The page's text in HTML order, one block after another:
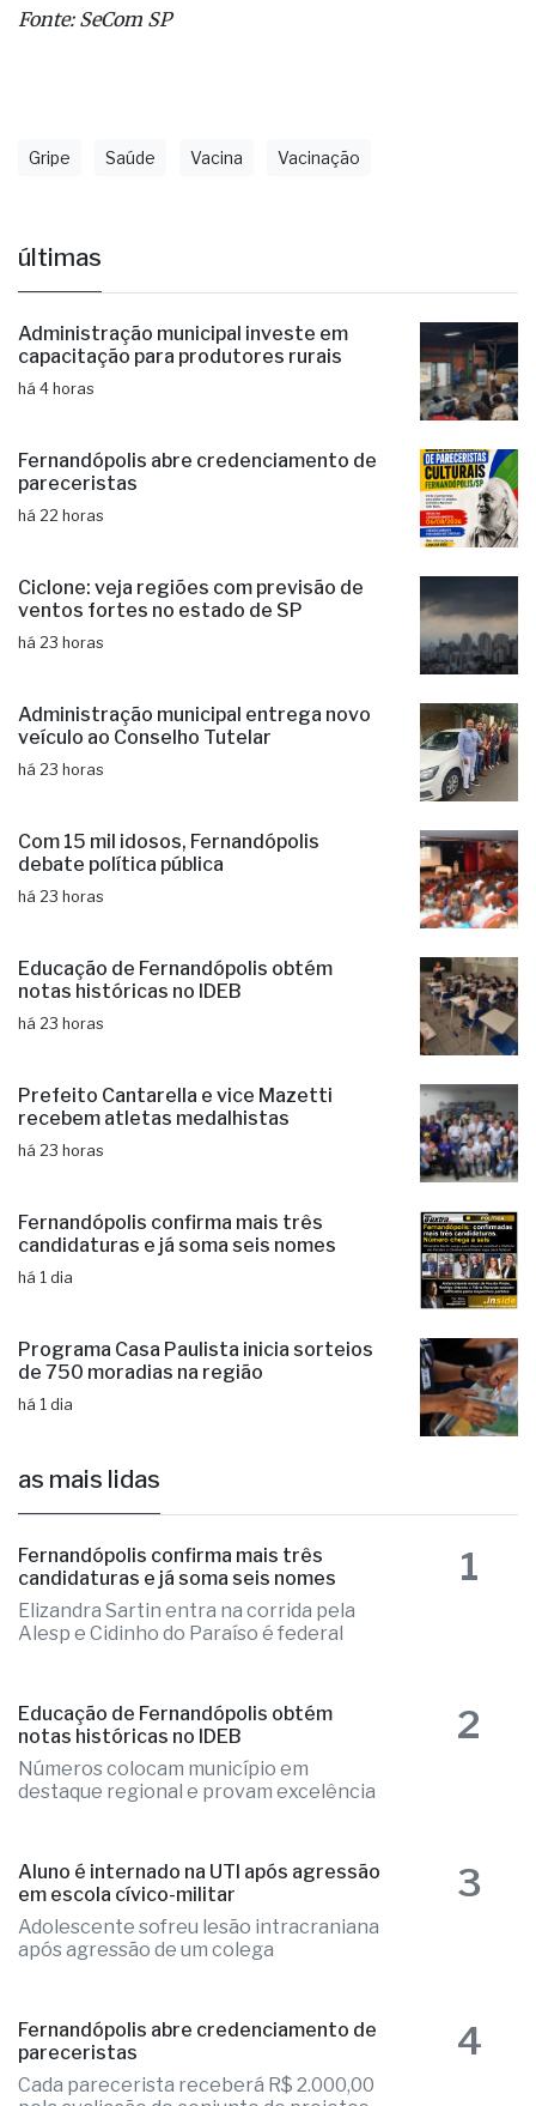
Fonte: SeCom SP
Gripe Saúde Vacina Vacinação
últimas
Administração municipal investe em
capacitação para produtores rurais
há 4 horas
Fernandópolis abre credenciamento de
pareceristas
há 22 horas
Ciclone: veja regiões com previsão de
ventos fortes no estado de SP
há 23 horas
Administração municipal entrega novo
veículo ao Conselho Tutelar
há 23 horas
Com 15 mil idosos, Fernandópolis
debate política pública
há 23 horas
Educação de Fernandópolis obtém
notas históricas no IDEB
há 23 horas
Prefeito Cantarella e vice Mazetti
recebem atletas medalhistas
há 23 horas
Fernandópolis confirma mais três
candidaturas e já soma seis nomes
há 1 dia
Programa Casa Paulista inicia sorteios
de 750 moradias na região
há 1 dia
as mais lidas
Fernandópolis confirma mais três
candidaturas e já soma seis nomes
Elizandra Sartin entra na corrida pela
Alesp e Cidinho do Paraíso é federal
1
Educação de Fernandópolis obtém
notas históricas no IDEB
Números colocam município em
destaque regional e provam excelência
2
Aluno é internado na UTI após agressão
em escola cívico-militar
Adolescente sofreu lesão intracraniana
após agressão de um colega
3
Fernandópolis abre credenciamento de
pareceristas
Cada parecerista receberá R$ 2.000,00
4